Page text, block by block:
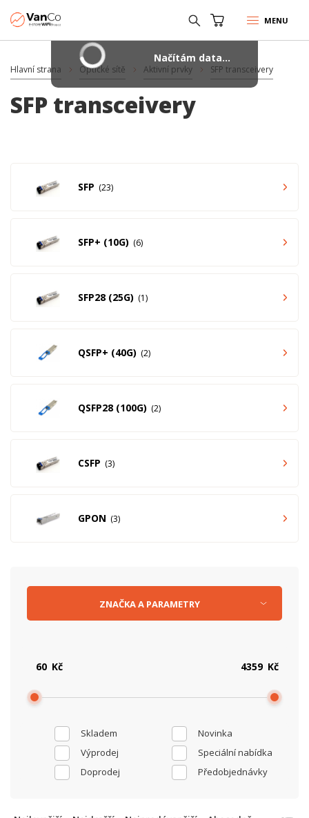
MENU
Hlavní strana Optické sítě Aktivní prvky SFP transceivery
SFP transceivery
SFP 23
SFP+ (10G) 6
SFP28 (25G) 1
QSFP+ (40G) 2
QSFP28 (100G) 2
CSFP 3
GPON 3
Skladem
Novinka
Výprodej
Speciální nabídka
Doprodej
Předobjednávky
Kč Kč
ZNAČKAA PARAMETRY
Načítám data...